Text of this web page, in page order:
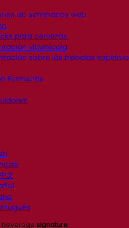
de seminarios web
para cervezas
vitivinícola
sobre las bebidas
Fermentis
文
beverage signature